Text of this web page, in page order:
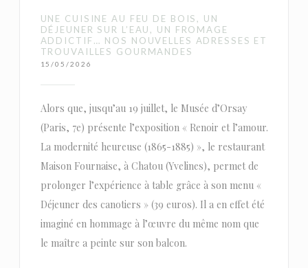
UNE CUISINE AU FEU DE BOIS, UN
DÉJEUNER SUR L’EAU, UN FROMAGE
ADDICTIF… NOS NOUVELLES ADRESSES ET
TROUVAILLES GOURMANDES
15/05/2026
Alors que, jusqu’au 19 juillet, le Musée d’Orsay
(Paris, 7e) présente l’exposition « Renoir et l’amour.
La modernité heureuse (1865-1885) », le restaurant
Maison Fournaise, à Chatou (Yvelines), permet de
prolonger l’expérience à table grâce à son menu «
Déjeuner des canotiers » (39 euros). Il a en effet été
imaginé en hommage à l’œuvre du même nom que
le maître a peinte sur son balcon.